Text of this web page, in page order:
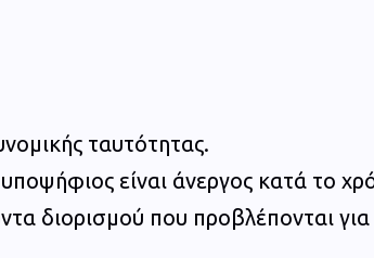
ταυτότητας.
είναι άνεργος κατά το
διορισμού που προβλέπονται